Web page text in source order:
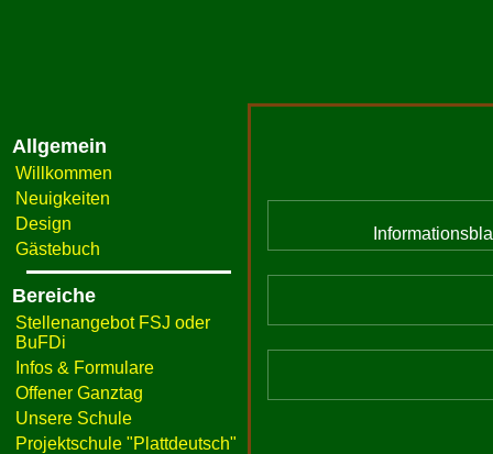
Allgemein
Willkommen
Neuigkeiten
Design
Gästebuch
Bereiche
Stellenangebot FSJ oder
BuFDi
Infos & Formulare
Offener Ganztag
Unsere Schule
Projektschule "Plattdeutsch"